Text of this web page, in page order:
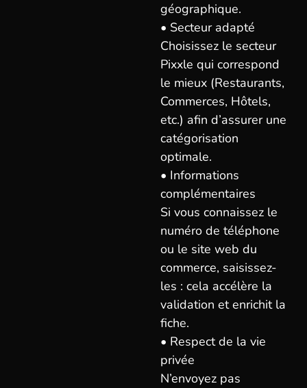
géographique.
• Secteur adapté
Choisissez le secteur
Pixxle qui correspond
le mieux (Restaurants,
Commerces, Hôtels,
etc.) afin d’assurer une
catégorisation
optimale.
• Informations
complémentaires
Si vous connaissez le
numéro de téléphone
ou le site web du
commerce, saisissez-
les : cela accélère la
validation et enrichit la
fiche.
• Respect de la vie
privée
N’envoyez pas